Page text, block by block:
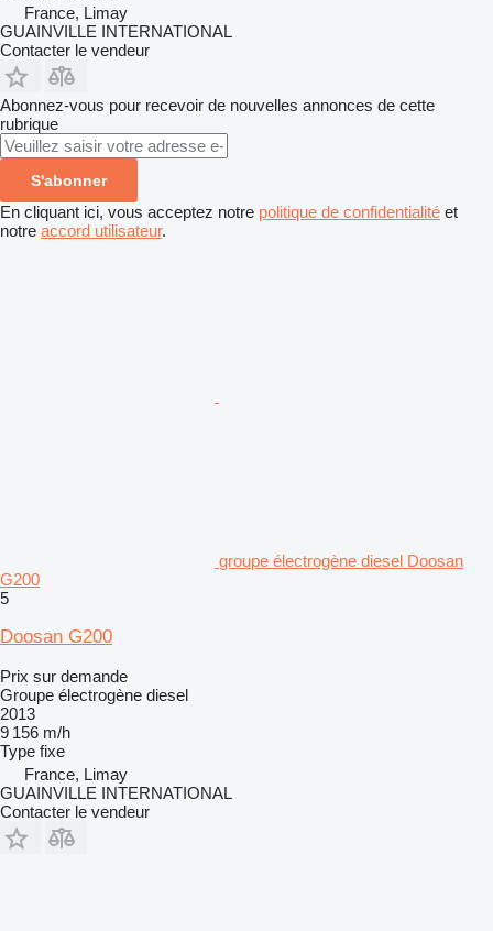
France, Limay
GUAINVILLE INTERNATIONAL
Contacter le vendeur
Abonnez-vous pour recevoir de nouvelles annonces de cette
rubrique
S'abonner
En cliquant ici, vous acceptez notre politique de confidentialité et
notre accord utilisateur.
groupe électrogène diesel Doosan
G200
5
Doosan G200
Prix sur demande
Groupe électrogène diesel
2013
9 156 m/h
Type fixe
France, Limay
GUAINVILLE INTERNATIONAL
Contacter le vendeur